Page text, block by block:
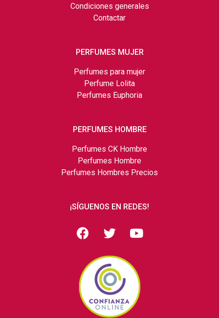
Condiciones generales
Contactar
PERFUMES MUJER
Perfumes para mujer
Perfume Lolita
Perfumes Euphoria
PERFUMES HOMBRE
Perfumes CK Hombre
Perfumes Hombre
Perfumes Hombres Precios
¡SÍGUENOS EN REDES!